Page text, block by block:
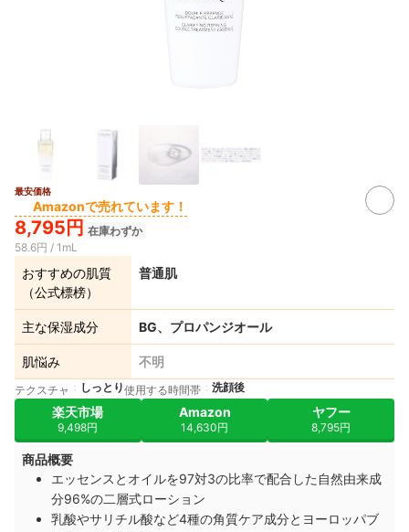
最安価格
Amazonで売れています！
8,795円 在庫わずか
58.6円 / 1mL
おすすめの肌質
（公式標榜）
普通肌
主な保湿成分 BG、プロパンジオール
肌悩み 不明
テクスチャ しっとり使用する時間帯 洗顔後
楽天市場
9,498円
Amazon
14,630円
ヤフー
8,795円
商品概要
エッセンスとオイルを97対3の比率で配合した自然由来成
分96%の二層式ローション
乳酸やサリチル酸など4種の角質ケア成分とヨーロッパブ